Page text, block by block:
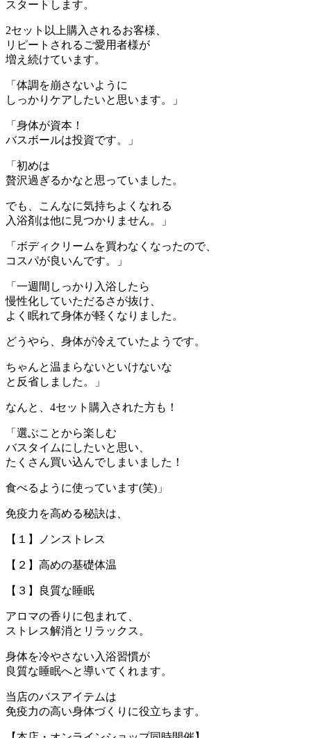
スタートします。
2セット以上購入されるお客様、
リピートされるご愛用者様が
増え続けています。
「体調を崩さないように
しっかりケアしたいと思います。」
「身体が資本！
バスボールは投資です。」
「初めは
贅沢過ぎるかなと思っていました。
でも、こんなに気持ちよくなれる
入浴剤は他に見つかりません。」
「ボディクリームを買わなくなったので、
コスパが良いんです。」
「一週間しっかり入浴したら
慢性化していただるさが抜け、
よく眠れて身体が軽くなりました。
どうやら、身体が冷えていたようです。
ちゃんと温まらないといけないな
と反省しました。」
なんと、4セット購入された方も！
「選ぶことから楽しむ
バスタイムにしたいと思い、
たくさん買い込んでしまいました！
食べるように使っています(笑)」
免疫力を高める秘訣は、
【１】ノンストレス
【２】高めの基礎体温
【３】良質な睡眠
アロマの香りに包まれて、
ストレス解消とリラックス。
身体を冷やさない入浴習慣が
良質な睡眠へと導いてくれます。
当店のバスアイテムは
免疫力の高い身体づくりに役立ちます。